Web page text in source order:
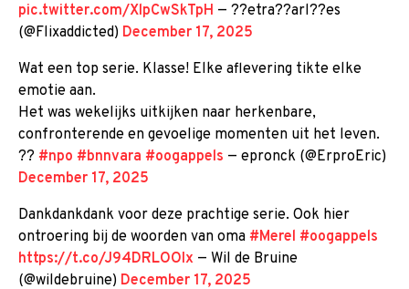
pic.twitter.com/XlpCwSkTpH — ??etra??arl??es
(@Flixaddicted) December 17, 2025
Wat een top serie. Klasse! Elke aflevering tikte elke
emotie aan.
Het was wekelijks uitkijken naar herkenbare,
confronterende en gevoelige momenten uit het leven.
?? #npo #bnnvara #oogappels — epronck (@ErproEric)
December 17, 2025
Dankdankdank voor deze prachtige serie. Ook hier
ontroering bij de woorden van oma #Merel #oogappels
https://t.co/J94DRLOOIx — Wil de Bruine
(@wildebruine) December 17, 2025